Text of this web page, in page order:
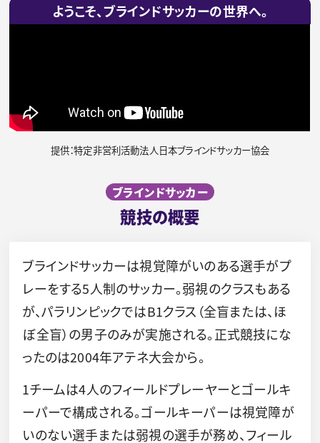
ようこそ、ブラインドサッカーの世界へ。
提供：特定非営利活動法人日本ブラインドサッカー協会
ブラインドサッカー
競技の概要
ブラインドサッカーは視覚障がいのある選手がプ
レーをする5人制のサッカー。弱視のクラスもある
が、パラリンピックではB1クラス（全盲または、ほ
ぼ全盲）の男子のみが実施される。正式競技にな
ったのは2004年アテネ大会から。
1チームは4人のフィールドプレーヤーとゴールキ
ーパーで構成される。ゴールキーパーは視覚障が
いのない選手または弱視の選手が務め、フィール